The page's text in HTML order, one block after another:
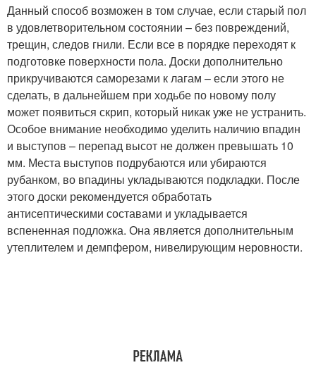
Данный способ возможен в том случае, если старый пол
в удовлетворительном состоянии – без повреждений,
трещин, следов гнили. Если все в порядке переходят к
подготовке поверхности пола. Доски дополнительно
прикручиваются саморезами к лагам – если этого не
сделать, в дальнейшем при ходьбе по новому полу
может появиться скрип, который никак уже не устранить.
Особое внимание необходимо уделить наличию впадин
и выступов – перепад высот не должен превышать 10
мм. Места выступов подрубаются или убираются
рубанком, во впадины укладываются подкладки. После
этого доски рекомендуется обработать
антисептическими составами и укладывается
вспененная подложка. Она является дополнительным
утеплителем и демпфером, нивелирующим неровности.